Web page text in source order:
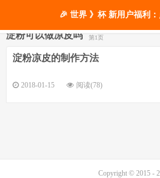
淀粉可以做凉皮吗 第1页
淀粉凉皮的制作方法
2018-01-15 阅读(78)
Copyright © 2015 -
🎉 世界 》杯 新用户福利